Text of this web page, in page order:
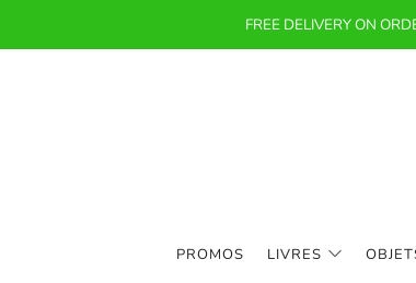
FREE DELIVERY ON
PROMOS LIVRES